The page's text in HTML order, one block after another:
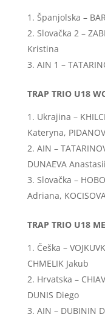
Španjolska –
Slovačka 2 –
Kristina
AIN 1 –
TRAP TRIO U18
Ukrajina –
Kateryna,
AIN –
DUNAEVA
Slovačka –
Adriana,
TRAP TRIO U18
Češka –
CHMELIK Jakub
Hrvatska –
DUNIS Diego
AIN – DUBININ